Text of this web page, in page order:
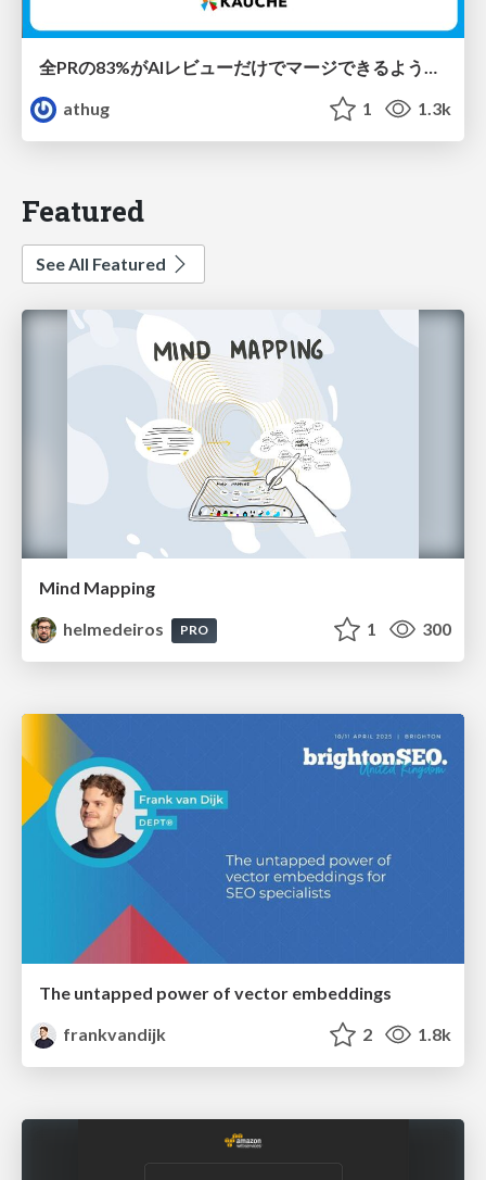
全PRの83%がAIレビューだけでマージできるようになった開発組織はその後どうなったか
athug
1 1.3k
Featured
See All Featured
Mind Mapping
helmedeiros
PRO 1 300
The untapped power of vector embeddings
frankvandijk
2 1.8k